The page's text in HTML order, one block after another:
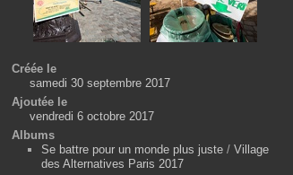
Créée le
samedi 30 septembre 2017
Ajoutée le
vendredi 6 octobre 2017
Albums
Se battre pour un monde plus juste/ Village
des Alternatives Paris 2017